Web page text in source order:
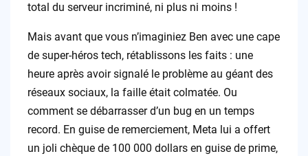
total du serveur incriminé, ni plus ni moins !
Mais avant que vous n’imaginiez Ben avec une cape
de super-héros tech, rétablissons les faits : une
heure après avoir signalé le problème au géant des
réseaux sociaux, la faille était colmatée. Ou
comment se débarrasser d’un bug en un temps
record. En guise de remerciement, Meta lui a offert
un joli chèque de 100 000 dollars en guise de prime,